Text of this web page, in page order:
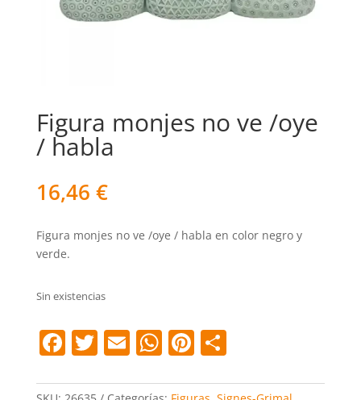
Figura monjes no ve /oye
/ habla
16,46 €
Figura monjes no ve /oye / habla en color negro y
verde.
Sin existencias
F T E W Pi C